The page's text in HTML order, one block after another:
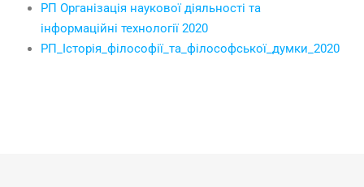
РП Організація наукової діяльності та
інформаційні технології 2020
РП_Історія_філософії_та_філософської_думки_2020